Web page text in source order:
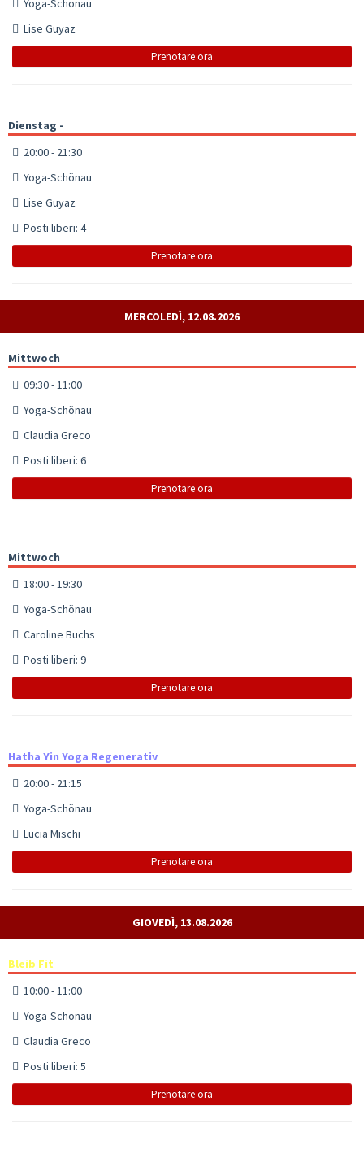
Yoga-Schönau
Lise Guyaz
Prenotare ora
Dienstag -
20:00 - 21:30
Yoga-Schönau
Lise Guyaz
Posti liberi: 4
Prenotare ora
MERCOLEDÌ, 12.08.2026
Mittwoch
09:30 - 11:00
Yoga-Schönau
Claudia Greco
Posti liberi: 6
Prenotare ora
Mittwoch
18:00 - 19:30
Yoga-Schönau
Caroline Buchs
Posti liberi: 9
Prenotare ora
Hatha Yin Yoga Regenerativ
20:00 - 21:15
Yoga-Schönau
Lucia Mischi
Prenotare ora
GIOVEDÌ, 13.08.2026
Bleib Fit
10:00 - 11:00
Yoga-Schönau
Claudia Greco
Posti liberi: 5
Prenotare ora